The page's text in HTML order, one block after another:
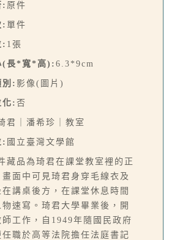
: 原件
: 單件
: 1張
(長*寬*高): 6.3*9cm
別: 影像(圖片)
化:否
君｜潘希珍｜教室
: 國立臺灣文學館
藏品為琦君在課堂教室裡的正
面中可見琦君身穿毛線衣及
在講桌後方，在課堂休息時間
物速寫。琦君大學畢業後，開
師工作，自1949年隨國民政府
任職於高等法院擔任法庭書記